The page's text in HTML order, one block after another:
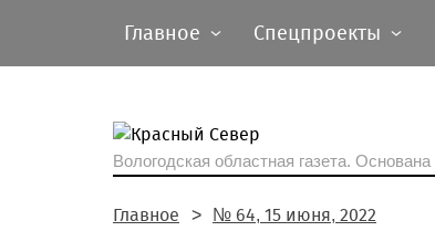
Главное Спецпроекты
Вологодская областная газета. Основана
Главное № 64, 15 июня, 2022